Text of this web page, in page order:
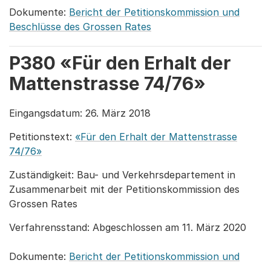
Dokumente: Bericht der Petitionskommission und
Beschlüsse des Grossen Rates
P380 «Für den Erhalt der
Mattenstrasse 74/76»
Eingangsdatum: 26. März 2018
Petitionstext: «Für den Erhalt der Mattenstrasse
74/76»
Zuständigkeit: Bau- und Verkehrsdepartement in
Zusammenarbeit mit der Petitionskommission des
Grossen Rates
Verfahrensstand: Abgeschlossen am 11. März 2020
Dokumente: Bericht der Petitionskommission und